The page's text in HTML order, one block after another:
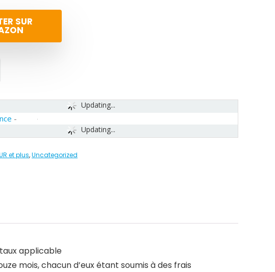
SUR
Updating...
Updating...
-
et plus,Uncategorized
applicable
mois, chacun d’eux étant soumis à des frais